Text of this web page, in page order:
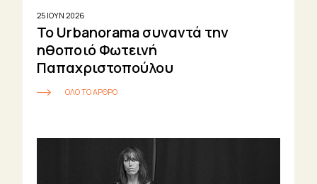
De
Gustibus
Motion
Picture
25 ΙΟΥΝ 2026
Το Urbanorama συναντά την
ηθοποιό Φωτεινή
Παπαχριστοπούλου
ΟΛΟ ΤΟ ΑΡΘΡΟ